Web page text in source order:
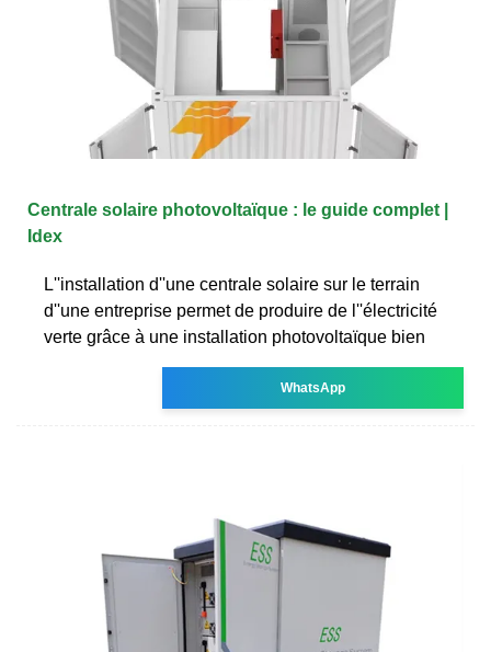
Centrale solaire photovoltaïque : le guide complet |
Idex
L''installation d''une centrale solaire sur le terrain
d''une entreprise permet de produire de l''électricité
verte grâce à une installation photovoltaïque bien
WhatsApp